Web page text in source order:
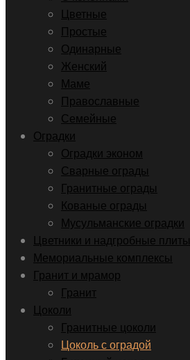
Цветные
Простые
Одинарные
Женский
Маме
Православные
Семейные
Оградки
Оградки эконом
Сварные ограды
Гранитные ограды
Кованые ограды
Мусульманские оградки
Цветники и надгробные плиты
Мемориальные комплексы
Гранит и мрамор
Гранит
Цоколи
Гранитные цоколи
Цоколь с оградой